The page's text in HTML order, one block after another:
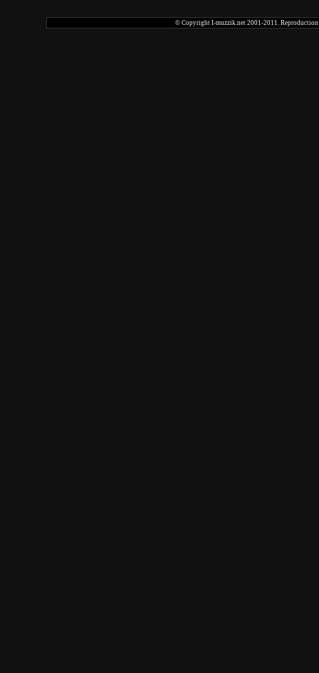
© Copyright I-muzzik.net 2001-2011. Reproduction